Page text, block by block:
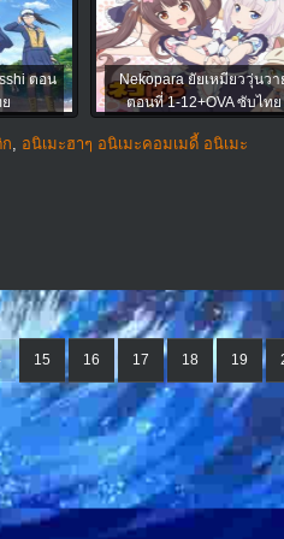
ตอน
Nekopara ยัยเหมียววุ่นวา
ตอนที่ 1-12+OVA ซับไทย
, อนิเมะฮาๆ อนิเมะคอมเมดี้ อนิเมะ
15 16 17 18 19